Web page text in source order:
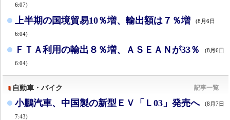
6:07)
上半期の国境貿易10％増、輸出額は７％増 (8月6日
6:04)
ＦＴＡ利用の輸出８％増、ＡＳＥＡＮが33％ (8月6日
6:04)
自動車・バイク 記事一覧
小鵬汽車、中国製の新型ＥＶ「Ｌ03」発売へ (8月7日
7:43)